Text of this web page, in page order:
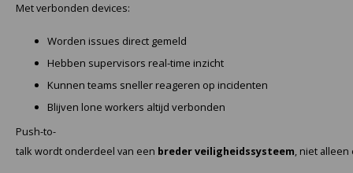
Met verbonden devices:
Worden issues direct gemeld
Hebben supervisors real-time inzicht
Kunnen teams sneller reageren op incidenten
Blijven lone workers altijd verbonden
Push-to-
talk wordt onderdeel van een breder veiligheidssysteem, niet alleen